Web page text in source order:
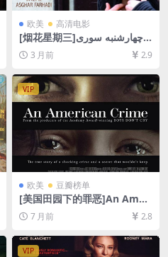
欧美 高清电影
[烟花星期三]چهارشنبه ‌سوری‎
(2006)[百度网盘+夸克网盘10
80P超清未删减资源][网盘在
文字幕]
3 月前 2.9
VIP
欧美 豆瓣榜单
[美国田园下的罪恶]An Ameri
can Crime (2007)[百度网盘
+夸克网盘1080P超清未删减
资源][网盘在线播放/下载][MP
4/6GB][中文字幕]
7 月前 2.8
VIP